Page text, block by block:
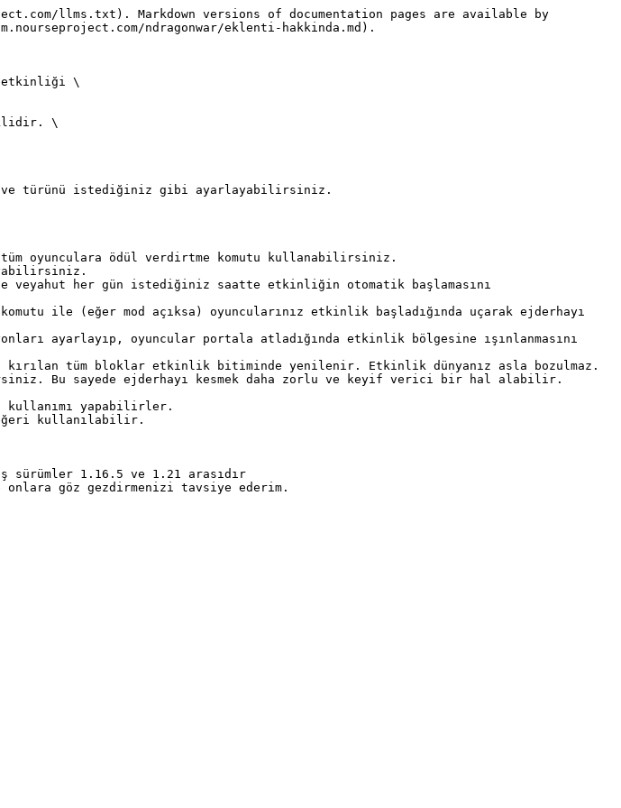
llms.txt). Markdown versions of documentation pages are available by
ndragonwar/eklenti-hakkinda.md).
etkinliği \
\
ve türünü istediğiniz gibi ayarlayabilirsiniz.​
oyunculara ödül verdirtme komutu kullanabilirsiniz.​
veyahut her gün istediğiniz saatte etkinliğin otomatik başlamasını
ile (eğer mod açıksa) oyuncularınız etkinlik başladığında uçarak ejderhayı
ayarlayıp, oyuncular portala atladığında etkinlik bölgesine ışınlanmasını
kırılan tüm bloklar etkinlik bitiminde yenilenir. Etkinlik dünyanız asla bozulmaz.​
Bu sayede ejderhayı kesmek daha zorlu ve keyif verici bir hal alabilir.​
yapabilirler.​
kullanılabilir.​
1.16.5 ve 1.21 arasıdır​